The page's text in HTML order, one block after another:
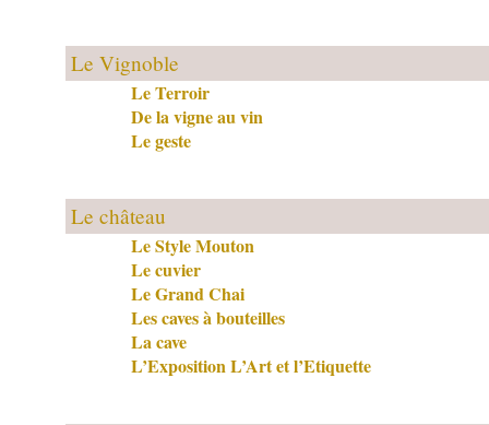
Le Vignoble
Le Terroir
De la vigne au vin
Le geste
Le château
Le Style Mouton
Le cuvier
Le Grand Chai
Les caves à bouteilles
La cave
L’Exposition L’Art et l’Etiquette